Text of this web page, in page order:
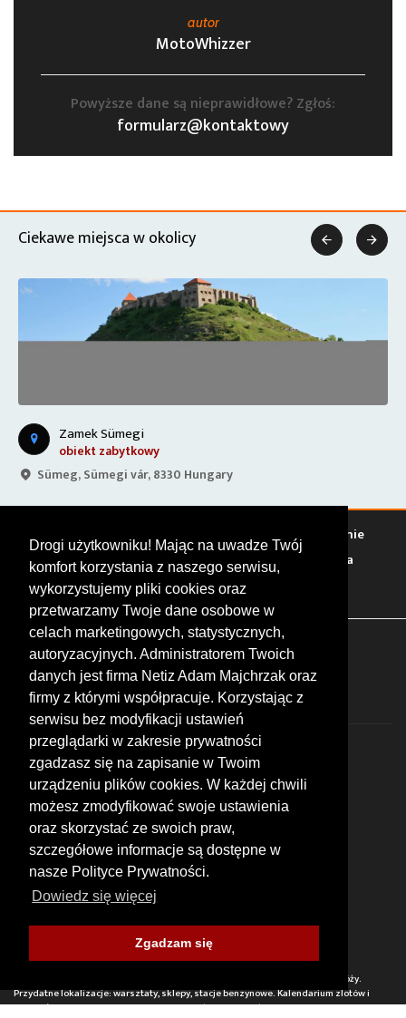
Drogi użytkowniku! Mając na uwadze Twój
komfort korzystania z naszego serwisu,
wykorzystujemy pliki cookies oraz
przetwarzamy Twoje dane osobowe w
celach marketingowych, statystycznych,
autoryzacyjnych. Administratorem Twoich
danych jest firma Netiz Adam Majchrzak oraz
firmy z którymi współpracuje. Korzystając z
serwisu bez modyfikacji ustawień
przeglądarki w zakresie prywatności
zgadzasz się na zapisanie w Twoim
urządzeniu plików cookies. W każdej chwili
możesz zmodyfikować swoje ustawienia
oraz skorzystać ze swoich praw,
szczegółowe informacje są dostępne w
nasze Polityce Prywatności.
Dowiedz się więcej
Zgadzam się
autor
MotoWhizzer
Powyższe dane są nieprawidłowe? Zgłoś:
formularz@kontaktowy
Ciekawe miejsca w okolicy
Zamek Sümegi
obiekt zabytkowy
Sümeg, Sümegi vár, 8330 Hungary
 
Warto zobaczyć Serwisy Stacje paliw
Jedzenie
Bary Zakwaterowanie Tory Zloty Rajdy
Spotkania
Targi Giełdy Szkolenia
FOLLOW US
© 2026 by MotoWhizzer.com
All rights reserved.
KONTAKT
ul. Chopina 16, I piętro
47-400 Racibórz
MOTOWHIZZER.COM
Baza ciekawych miejsc motocyklowych, wartych odwiedzenia w trakcie podróży.
Przydatne lokalizacje: warsztaty, sklepy, stacje benzynowe. Kalendarium zlotów i
spotkań motocyklistów. Opinie i ocent wyrażone przez użytkowników.